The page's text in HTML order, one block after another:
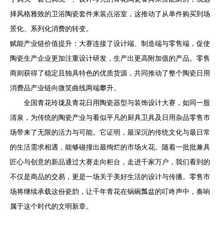
择风格雅致的卫浴陶瓷套件来装点浴室，这推动了从单件购买到场
景化、系列化消费的转变。
赋能产业链价值提升：大赛连接了设计端、制造端与零售端，促使
陶瓷生产企业更加注重设计研发，生产出更高附加值的产品。零售
商则获得了稳定且独具特色的优质货源，共同推动了整个陶瓷日用
消费品产业链向微笑曲线两端攀升。
全国青花玲珑及青花日用陶瓷器型与装饰设计大赛，如同一股
清泉，为传统的陶瓷产业与看似平凡的厨具卫具及日用杂品零售市
场带来了无限的活力与可能。它证明，最深沉的传统文化与最日常
的生活需求相遇，能够碰撞出最绚烂的市场火花。随着一批批兼具
匠心与创意的新品通过大赛走向柜台，走进千家万户，我们看到的
不仅是商品的交易，更是一场关于美好生活的设计与传播。零售市
场将继续承载这份瓷韵，让千年青花在锅碗瓢盆的叮咚声中，奏响
属于这个时代的文明新章。